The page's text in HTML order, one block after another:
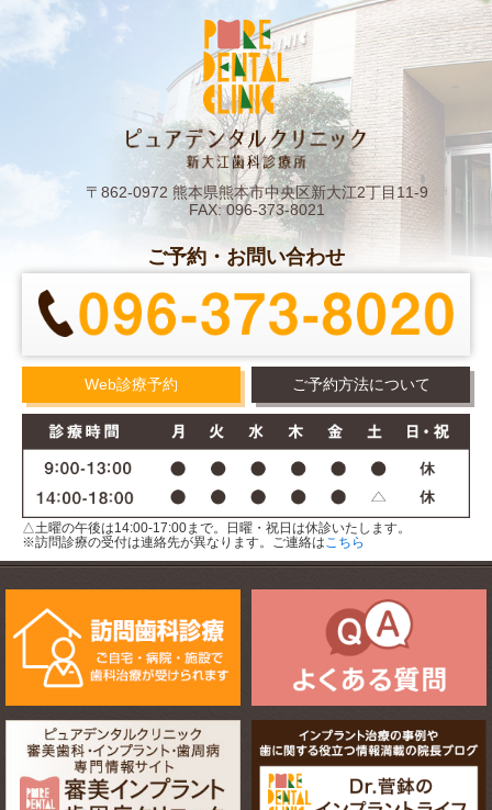
〒862-0972 熊本県熊本市中央区新大江2丁目11-9
FAX: 096-373-8021
ご予約・お問い合わせ
Web診療予約 ご予約方法について
△土曜の午後は14:00-17:00まで。日曜・祝日は休診いたします。
※訪問診療の受付は連絡先が異なります。ご連絡はこちら